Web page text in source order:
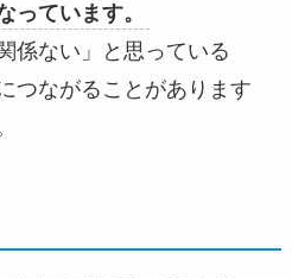
っています。
係ない」と思っている
つながることがあります